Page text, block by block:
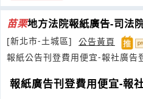
苗栗地方法院報紙廣告-司法
[新北市-土城區]
公告黃頁
報紙公告刊登費用便宜-報社廣告
報紙廣告刊登費用便宜-報